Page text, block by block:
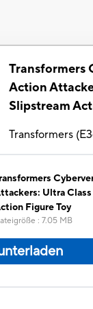
Transformers
Action
Slipstream
Transformers(
Ultra
Figure Toy
: 7.05 MB